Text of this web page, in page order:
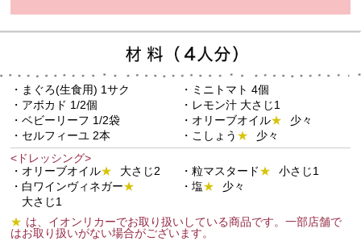
・まぐろ(生食用) 1サク
・アボカド 1/2個
・ベビーリーフ 1/2袋
・セルフィーユ 2本
・ミニトマト 4個
・レモン汁 大さじ1
・オリーブオイル★
少々
・こしょう ★
少々
<ドレッシング>
・オリーブオイル★
大さじ2
・白ワインヴィネガー★
大さじ1
・粒マスタード★
小さじ1
・塩★ 少々
★ は、イオンリカーでお取り扱いしている商品です。一部店舗で
はお取り扱いがない場合がございます。